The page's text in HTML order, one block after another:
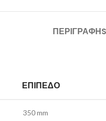
ΠΕΡΙΓΡΑΦΉ
ΕΠΊΠΕΔΟ
350 mm